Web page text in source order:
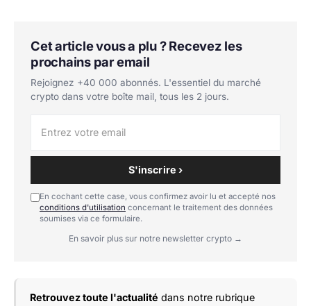
Cet article vous a plu ? Recevez les
prochains par email
Rejoignez +40 000 abonnés. L'essentiel du marché
crypto dans votre boîte mail, tous les 2 jours.
S'inscrire ›
En cochant cette case, vous confirmez avoir lu et accepté nos
conditions d'utilisation concernant le traitement des données
soumises via ce formulaire.
En savoir plus sur notre newsletter crypto →
Retrouvez toute l'actualité dans notre rubrique